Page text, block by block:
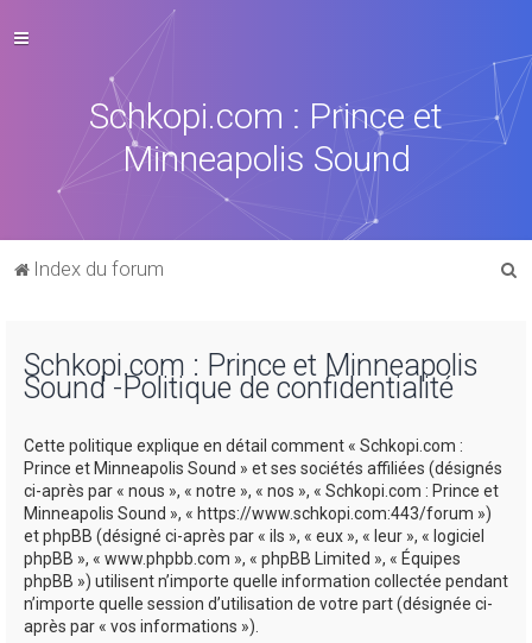
Schkopi.com : Prince et
Minneapolis Sound
Index du forum
Schkopi.com : Prince et Minneapolis
Sound -Politique de confidentialité
Cette politique explique en détail comment « Schkopi.com :
Prince et Minneapolis Sound » et ses sociétés affiliées (désignés
ci-après par « nous », « notre », « nos », « Schkopi.com : Prince et
Minneapolis Sound », « https://www.schkopi.com:443/forum »)
et phpBB (désigné ci-après par « ils », « eux », « leur », « logiciel
phpBB », « www.phpbb.com », « phpBB Limited », « Équipes
phpBB ») utilisent n’importe quelle information collectée pendant
n’importe quelle session d’utilisation de votre part (désignée ci-
après par « vos informations »).